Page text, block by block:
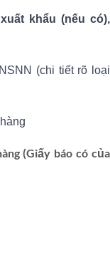
khẩu (nếu có),
(chi tiết rõ loại
(Giấy báo có của